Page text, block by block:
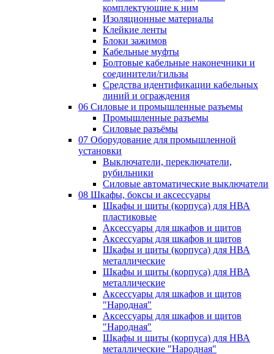
комплектующие к ним
Изоляционные материалы
Клейкие ленты
Блоки зажимов
Кабельные муфты
Болтовые кабельные наконечники и
соединители/гильзы
Средства идентификации кабельных
линий и ограждения
06 Силовые и промышленные разъемы
Промышленные разъемы
Силовые разъёмы
07 Оборудование для промышленной
установки
Выключатели, переключатели,
рубильники
Силовые автоматические выключатели
08 Шкафы, боксы и аксессуары
Шкафы и щиты (корпуса) для НВА
пластиковые
Аксессуары для шкафов и щитов
Аксессуары для шкафов и щитов
Шкафы и щиты (корпуса) для НВА
металлические
Шкафы и щиты (корпуса) для НВА
металлические
Аксессуары для шкафов и щитов
"Народная"
Аксессуары для шкафов и щитов
"Народная"
Шкафы и щиты (корпуса) для НВА
металлические "Народная"